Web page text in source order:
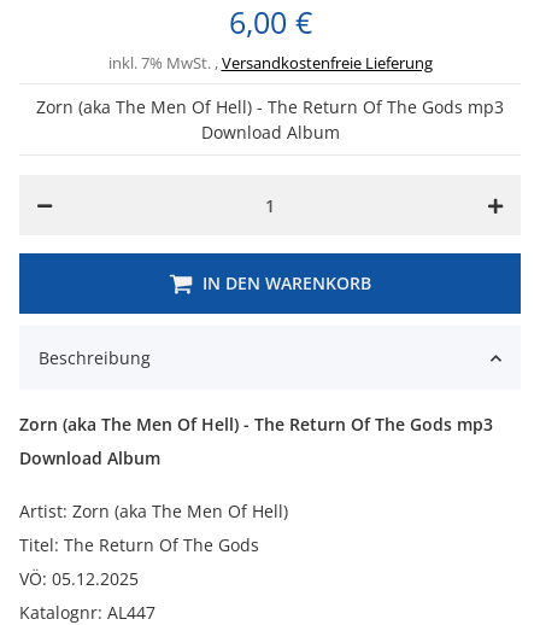
6,00 €
inkl. 7% MwSt. ,Versandkostenfreie Lieferung
Zorn (aka The Men Of Hell) - The Return Of The Gods mp3
Download Album
IN DEN WARENKORB
Beschreibung
Zorn (aka The Men Of Hell) - The Return Of The Gods mp3
Download Album
Artist: Zorn (aka The Men Of Hell)
Titel: The Return Of The Gods
VÖ: 05.12.2025
Katalognr: AL447